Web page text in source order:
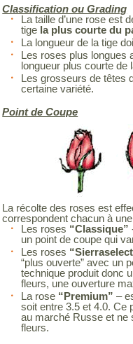
Classification ou Grading
La taille d’une rose est
tige la plus courte du
La longueur de la tige
Les roses plus longues
longueur plus courte de
Les grosseurs de têtes
certaine variété.
Point de Coupe
La récolte des roses est
correspondent chacun à
Les roses “Classique”
un point de coupe qui
Les roses
“plus ouverte” avec un
technique produit donc
fleurs, une ouverture
La rose “Premium”–
soit entre 3.5 et 4.0. Ce
au marché Russe et ne
fleurs.